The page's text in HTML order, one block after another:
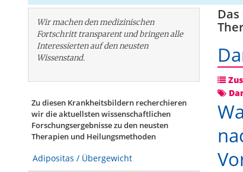
Wir machen den medizinischen
Fortschritt transparent und bringen alle
Interessierten auf den neusten
Wissenstand.
Zu diesen Krankheitsbildern recherchieren
wir die aktuellsten wissenschaftlichen
Forschungs­ergebnisse zu den neusten
Therapien und Heilungsmethoden
Adipositas / Übergewicht